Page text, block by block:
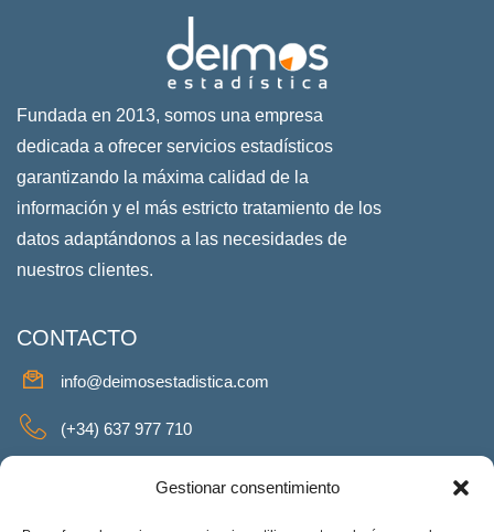
Gestionar consentimiento
Fundada en 2013, somos una empresa
dedicada a ofrecer servicios estadísticos
garantizando la máxima calidad de la
información y el más estricto tratamiento de los
datos adaptándonos a las necesidades de
nuestros clientes.
CONTACTO
info@deimosestadistica.com
(+34) 637 977 710